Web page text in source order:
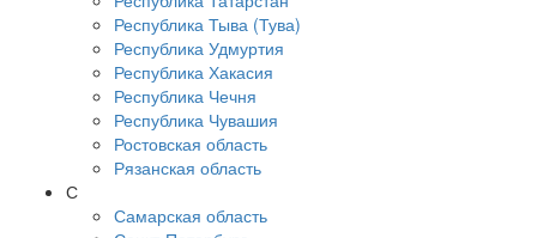
Республика Тыва (Тува)
Республика Удмуртия
Республика Хакасия
Республика Чечня
Республика Чувашия
Ростовская область
Рязанская область
С
Самарская область